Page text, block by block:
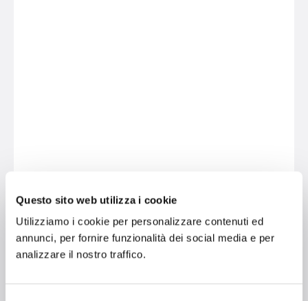
Questo sito web utilizza i cookie
Utilizziamo i cookie per personalizzare contenuti ed
annunci, per fornire funzionalità dei social media e per
analizzare il nostro traffico.